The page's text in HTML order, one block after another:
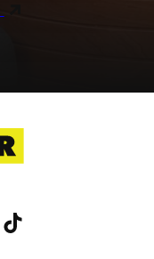
YouTube